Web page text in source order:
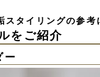
スタイリングの参考
をご紹介
ー